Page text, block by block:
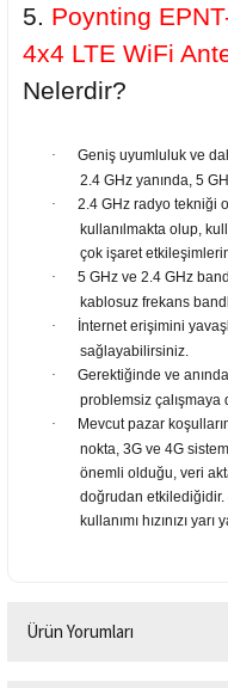
5. Poynting
4x4 LTE WiFi
Nelerdir?
·
Geniş uyumluluk ve
2.4 GHz yanında, 5
·
2.4 GHz radyo tekniği
kullanılmakta olup,
çok işaret
·
5 GHz ve 2.4 GHz
kablosuz frekans
·
İnternet erişimini
sağlayabilirsiniz.
·
Gerektiğinde ve
problemsiz
·
Mevcut pazar
nokta, 3G ve 4G
önemli olduğu, veri
doğrudan etkilediğidir.
kullanımı hızınızı
Ürün Yorumları